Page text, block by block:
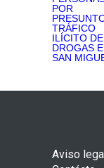
Aviso